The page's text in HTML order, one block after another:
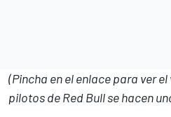
(Pincha en el enlace para ver
pilotos de Red Bull se hacen